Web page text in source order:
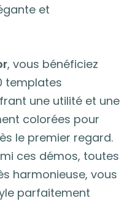
et
, vous bénéficiez
templates
une utilité et une
colorées pour
le premier regard.
ces démos, toutes
harmonieuse, vous
parfaitement